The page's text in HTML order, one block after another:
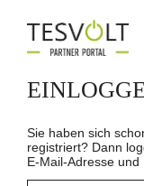
Sie haben sich
registriert? Dann
E-Mail-Adresse und